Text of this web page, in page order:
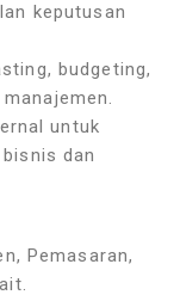
keputusan
budgeting,
untuk
dan
Pemasaran,